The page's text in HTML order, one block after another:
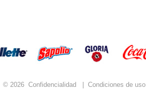
© 2026 Confidencialidad Condiciones de uso